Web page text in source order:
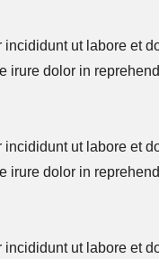
ut labore et
dolor in
ut labore et
dolor in
ut labore et